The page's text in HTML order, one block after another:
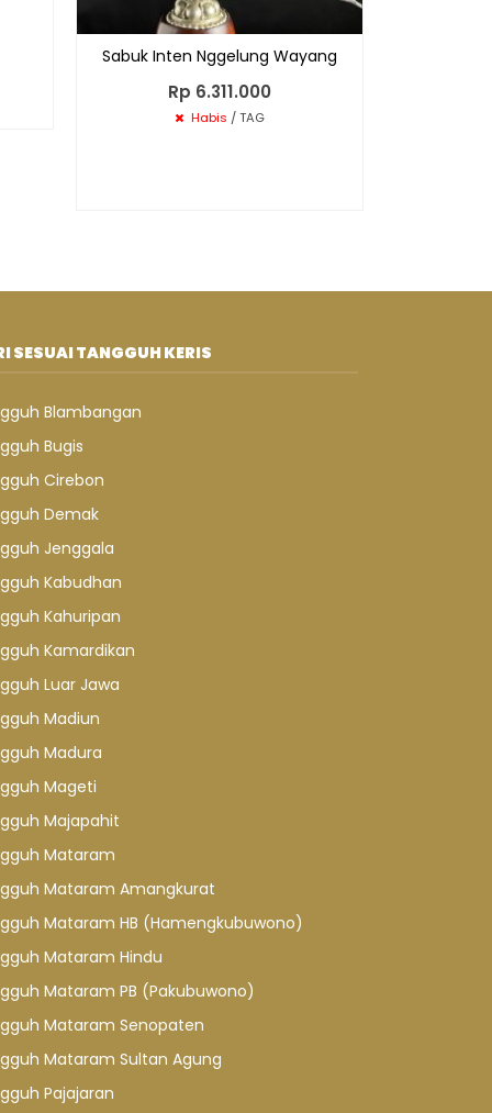
Sabuk Inten Nggelung Wayang
Rp 6.311.000
Habis / TAG
SESUAI TANGGUH KERIS
Blambangan
Bugis
Cirebon
Demak
Jenggala
Kabudhan
Kahuripan
Kamardikan
Luar Jawa
Madiun
Madura
Mageti
Majapahit
Mataram
Mataram Amangkurat
Mataram HB (Hamengkubuwono)
Mataram Hindu
Mataram PB (Pakubuwono)
Mataram Senopaten
Mataram Sultan Agung
Pajajaran